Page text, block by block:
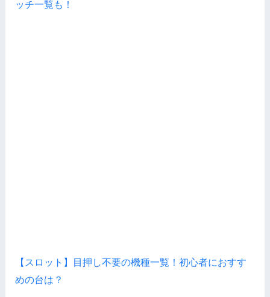
ッチ一覧も！
【スロット】目押し不要の機種一覧！初心者におすす
めの台は？